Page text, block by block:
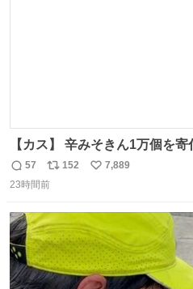
【カス】 辛みそきん1万
返
信
57
リ
ポ
ト
数
152
い
数
7,889
23時間前